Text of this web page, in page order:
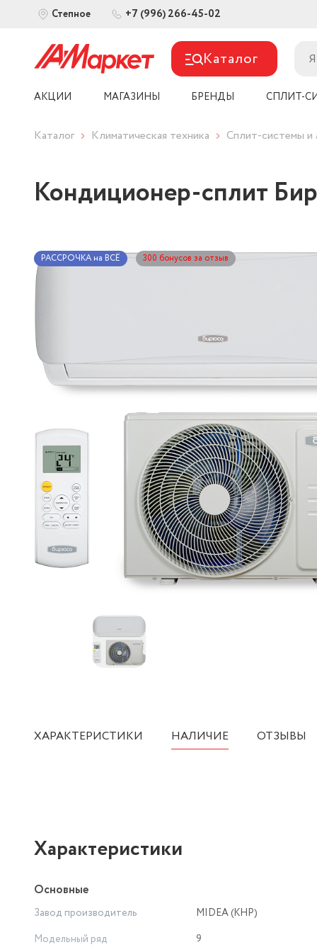
Степное +7 (996) 266-45-02
Каталог
АКЦИИ МАГАЗИНЫ БРЕНДЫ СПЛИТ-
Каталог Климатическая техника Сплит-системы и
Кондиционер-сплит
РАССРОЧКА на ВСЁ 300 бонусов за отзыв
ХАРАКТЕРИСТИКИ НАЛИЧИЕ ОТЗЫВЫ
Характеристики
Основные
Завод производитель
MIDEA (КНР)
Модельный ряд
9